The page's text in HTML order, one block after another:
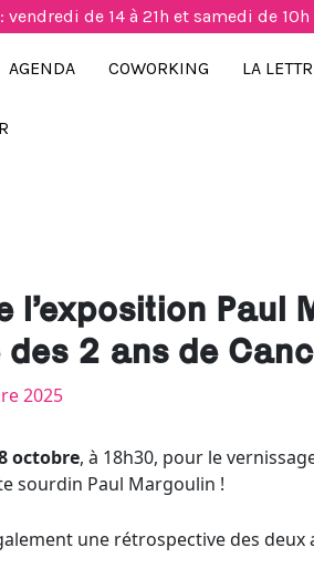
vendredi de 14 à 21h et samedi de 10h
AGENDA COWORKING LA
l’exposition Paul
2 ans de
2025
octobre, à 18h30, pour le
sourdin Paul Margoulin !
une rétrospective des deux